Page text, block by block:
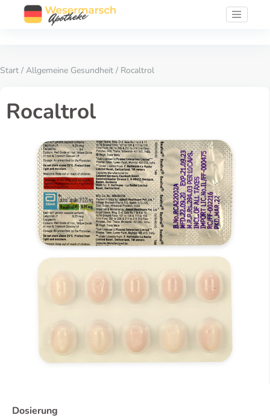
Start / Allgemeine Gesundheit / Rocaltrol
Rocaltrol
Dosierung